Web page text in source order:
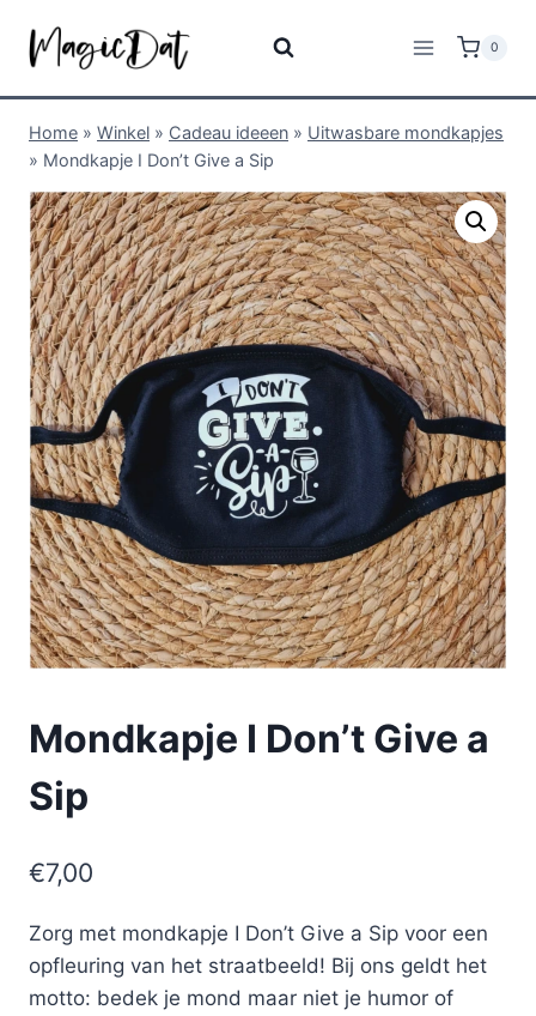
0
Home » Winkel » Cadeau ideeen » Uitwasbare mondkapjes
» Mondkapje I Don’t Give a Sip
Mondkapje I Don’t Give a
Sip
€7,00
Zorg met mondkapje I Don’t Give a Sip voor een
opfleuring van het straatbeeld! Bij ons geldt het
motto: bedek je mond maar niet je humor of